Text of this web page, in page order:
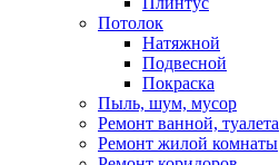
Потолок
Натяжной
Подвесной
Покраска
Пыль, шум, мусор
Ремонт ванной, туалета
Ремонт жилой комнаты